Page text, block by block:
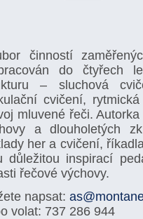
činností
do čtyřech
– sluchová
cvičení,
mluvené řeči.
a dlouholetých
her a cvičení,
důležitou inspirací
řečové výchovy.
napsat:
volat: 737 286 944